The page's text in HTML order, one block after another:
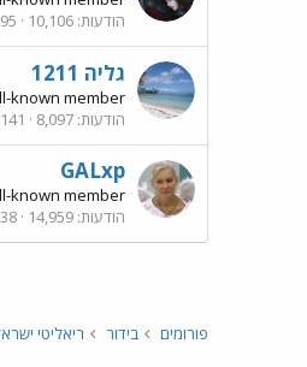
הודעות 10,106
גליה 1211
known member
הודעות 8,097
GALxp
known member
הודעות 14,959
פורומים בידור ריאליטי